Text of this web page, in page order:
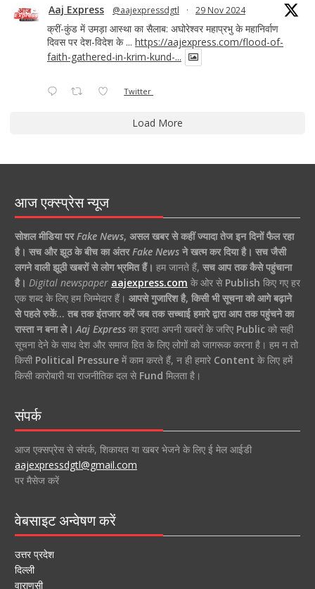
Aaj Express @aajexpressdgtl · 29 Nov 2024
क्रीं-कुंड में उमड़ा आस्था का सैलाब: अघोरेश्वर महाप्रभु के महानिर्वाण
दिवस पर देश-विदेश के ... https://aajexpress.com/flood-of-
faith-gathered-in-krim-kund-...
Twitter
Load More
आज एक्स्प्रेस न्यूज
सोशल मीडिया पर Fake News, असल खबर से कहीं ज्यादा तेज इन दिनों फैल रहा
है। सच और झूठ के बीच का अंतर Fake Newsने खत्म कर दिया है। सच जैसी
लगने वाली झूठी खबरों से लोग भ्रमित हैं। हम जानते हैं, सच आप तक कैसे पहुंचाना
है। Digital newspaper aajexpress.com के ओर से Publish किए गए हर
एक शब्द के लिए हम जिम्मेदार हैं। आपसे गुजारिश है, किसी भी सूचना को आगे बढ़ाने
से पहले रुकें… तब तक इंतजार करें जब तक सच्चाई हमारे द्वारा आप तक पहुंचने का
रास्ता न बना ले। Aaj Expressका इरादा अपनी खबरों के जरिए Publicको सही
सूचना देने के साथ देश और समाज हित के लिए लोगों को जागरूक करना है। हम न तो
किसी Political Pressureमें काम करते हैं, न ही हमारे Content के लिए हमें
किसी कारोबारी या राजनीतिक दल से Fund मिलता है।
संपर्क
आज एक्सप्रेस से संपर्क, शिकायत या खबर भेजने के लिए ई मेल आईडी
aajexpressdgtl@gmail.com
पर मैसेज करें
वेबसाइट अन्वेषण करें
उत्तर प्रदेश
दिल्ली
वाराणसी